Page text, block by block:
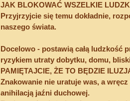
JAK BLOKOWAĆ WSZELKIE
Przyjrzyjcie się temu dokładnie,
naszego świata.
Docelowo - postawią całą ludzkość
ryzykiem utraty dobytku, domu,
PAMIĘTAJCIE, ŻE TO BĘDZIE
Znakowanie nie uratuje was, a
anihilacją jaźni duchowej.